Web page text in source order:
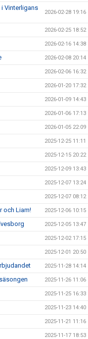
i Vinterligans
2026-02-28 19:16
2026-02-25 18:52
2026-02-16 14:38
2026-02-08 20:14
2026-02-06 16:32
2026-01-20 17:32
2026-01-09 14:43
2026-01-06 17:13
2026-01-05 22:09
2025-12-25 11:11
2025-12-15 20:22
2025-12-09 13:43
2025-12-07 13:24
2025-12-07 08:12
och Liam! 2025-12-06 10:15
2025-12-05 13:47
2025-12-02 17:15
2025-12-01 20:50
2025-11-28 14:14
2025-11-26 11:06
2025-11-25 16:33
2025-11-23 14:40
2025-11-21 11:16
2025-11-17 18:53